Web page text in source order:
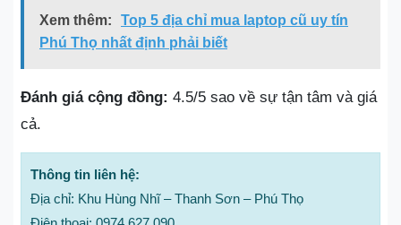
Xem thêm:
Top 5 địa chỉ mua laptop cũ uy tín
Phú Thọ nhất định phải biết
Đánh giá cộng đồng: 4.5/5 sao về sự tận tâm và giá
cả.
Thông tin liên hệ:
Địa chỉ: Khu Hùng Nhĩ – Thanh Sơn – Phú Thọ